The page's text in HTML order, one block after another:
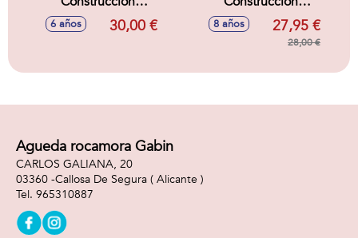
Bosque Prohibido:
Expecto Patronum
6 años 30,00 €
Ferrari 499P Lego
Speed Champions.
329 piezas.
8 años 27,95 €
28,00 €
Agueda rocamora Gabin
CARLOS GALIANA, 20
03360 -Callosa De Segura ( Alicante )
965310887